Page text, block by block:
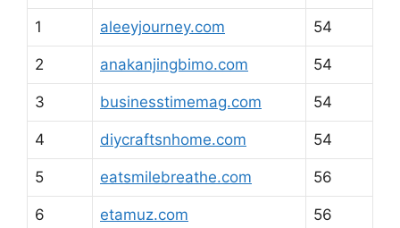
1 aleeyjourney.com 54
2 anakanjingbimo.com 54
3 businesstimemag.com 54
4 diycraftsnhome.com 54
5 eatsmilebreathe.com 56
6 etamuz.com 56